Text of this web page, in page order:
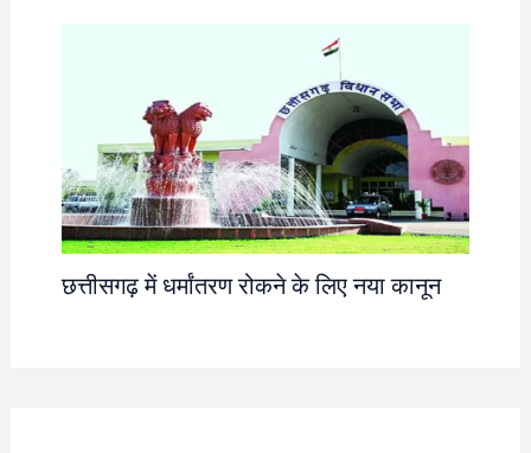
छत्तीसगढ़ में धर्मांतरण रोकने के लिए नया कानून